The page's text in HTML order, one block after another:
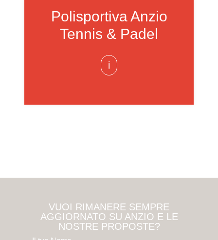
Polisportiva Anzio
Tennis & Padel
i
VUOI RIMANERE SEMPRE
AGGIORNATO SU ANZIO E LE
NOSTRE PROPOSTE?